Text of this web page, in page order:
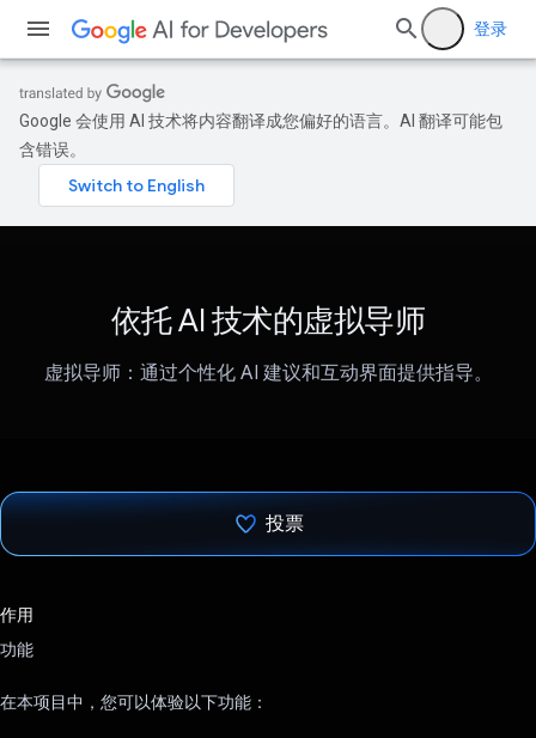
登录
Google 会使用 AI 技术将内容翻译成您偏好的语言。AI 翻译可能包
含错误。
依托 AI 技术的虚拟导师
虚拟导师：通过个性化 AI 建议和互动界面提供指导。
投票
作用
功能
在本项目中，您可以体验以下功能：